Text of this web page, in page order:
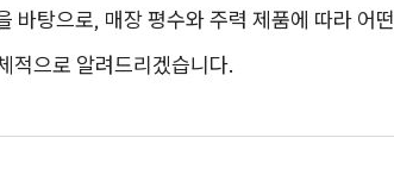
바탕으로, 매장 평수와 주력 제품에 따라 어
적으로 알려드리겠습니다.